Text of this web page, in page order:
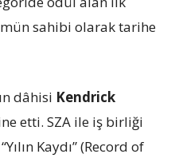
sahibi olarak tarihe
dâhisi Kendrick
etti. SZA ile iş birliği
Kaydı” (Record of